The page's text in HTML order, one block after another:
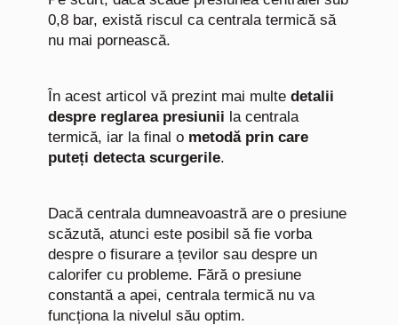
0,8 bar, există riscul ca centrala termică să
nu mai pornească.
În acest articol vă prezint mai multe detalii
despre reglarea presiunii la centrala
termică, iar la final o metodă prin care
puteți detecta scurgerile.
Dacă centrala dumneavoastră are o presiune
scăzută, atunci este posibil să fie vorba
despre o fisurare a țevilor sau despre un
calorifer cu probleme. Fără o presiune
constantă a apei, centrala termică nu va
funcționa la nivelul său optim.